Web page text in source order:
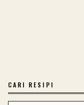
CARI RESIPI